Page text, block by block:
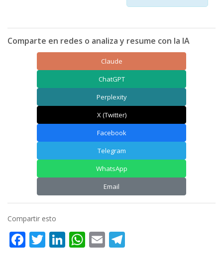
Comparte en redes o analiza y resume con la IA
Claude
ChatGPT
Perplexity
X (Twitter)
Facebook
Telegram
WhatsApp
Email
Compartir esto
Facebook
Twitter
LinkedIn
WhatsApp
Email